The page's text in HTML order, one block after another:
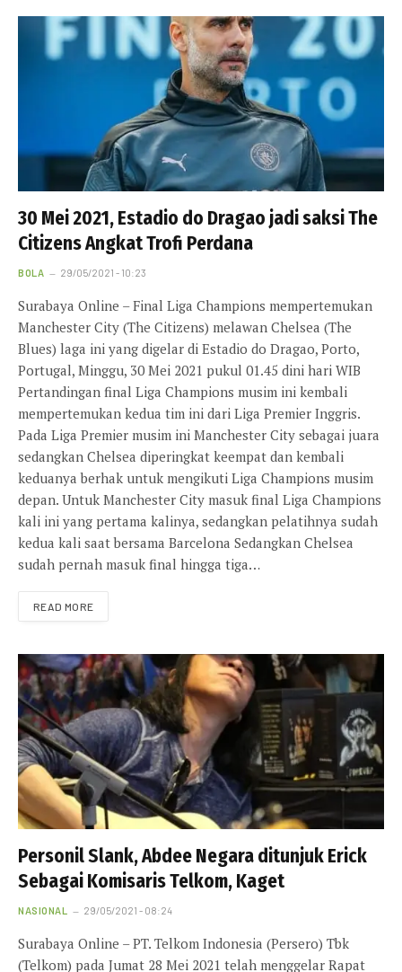
30 Mei 2021, Estadio do Dragao jadi saksi The
Citizens Angkat Trofi Perdana
BOLA 29/05/2021 - 10:23
Surabaya Online – Final Liga Champions mempertemukan
Manchester City (The Citizens) melawan Chelsea (The
Blues) laga ini yang digelar di Estadio do Dragao, Porto,
Portugal, Minggu, 30 Mei 2021 pukul 01.45 dini hari WIB
Pertandingan final Liga Champions musim ini kembali
mempertemukan kedua tim ini dari Liga Premier Inggris.
Pada Liga Premier musim ini Manchester City sebagai juara
sedangkan Chelsea diperingkat keempat dan kembali
keduanya berhak untuk mengikuti Liga Champions musim
depan. Untuk Manchester City masuk final Liga Champions
kali ini yang pertama kalinya, sedangkan pelatihnya sudah
kedua kali saat bersama Barcelona Sedangkan Chelsea
sudah pernah masuk final hingga tiga…
READ MORE
Personil Slank, Abdee Negara ditunjuk Erick
Sebagai Komisaris Telkom, Kaget
NASIONAL 29/05/2021 - 08:24
Surabaya Online – PT. Telkom Indonesia (Persero) Tbk
(Telkom) pada Jumat 28 Mei 2021 telah menggelar Rapat